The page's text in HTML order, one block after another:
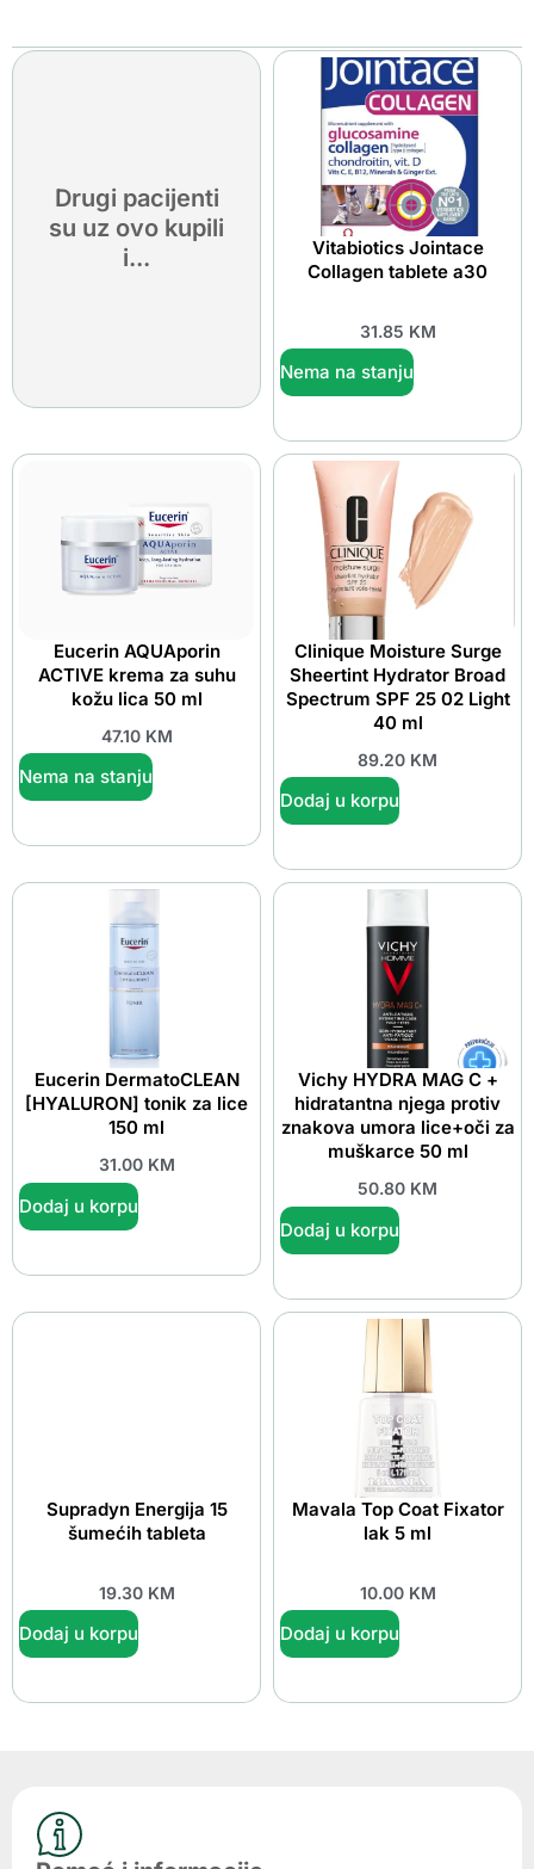
Drugi pacijenti
su uz ovo kupili
i...
Vitabiotics Jointace
Collagen tablete a30
31.85 KM
Nema na stanju
Eucerin AQUAporin
ACTIVE krema za suhu
kožu lica 50 ml
47.10 KM
Nema na stanju
Clinique Moisture Surge
Sheertint Hydrator Broad
Spectrum SPF 25 02 Light
40 ml
89.20 KM
Dodaj u korpu
Eucerin DermatoCLEAN
[HYALURON] tonik za lice
150 ml
31.00 KM
Dodaj u korpu
Vichy HYDRA MAG C +
hidratantna njega protiv
znakova umora lice+oči za
muškarce 50 ml
50.80 KM
Dodaj u korpu
Supradyn Energija 15
šumećih tableta
19.30 KM
Dodaj u korpu
Mavala Top Coat Fixator
lak 5 ml
10.00 KM
Dodaj u korpu